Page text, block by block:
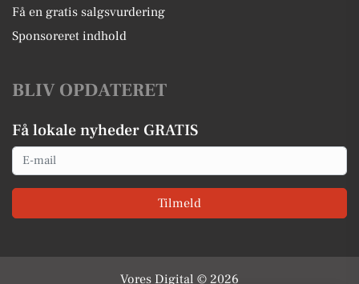
Få en gratis salgsvurdering
Sponsoreret indhold
BLIV OPDATERET
Få lokale nyheder GRATIS
Email
Tilmeld
Vores Digital © 2026